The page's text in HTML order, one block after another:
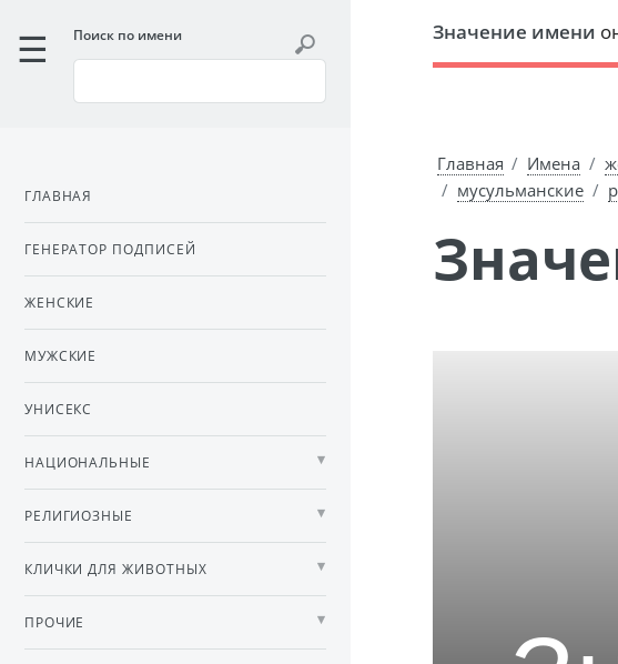
Значение имени
Главная Имена
мусульманские
Поиск по имени
ГЛАВНАЯ
ГЕНЕРАТОР ПОДПИСЕЙ
ЖЕНСКИЕ
МУЖСКИЕ
УНИСЕКС
НАЦИОНАЛЬНЫЕ
РЕЛИГИОЗНЫЕ
КЛИЧКИ ДЛЯ ЖИВОТНЫХ
ПРОЧИЕ